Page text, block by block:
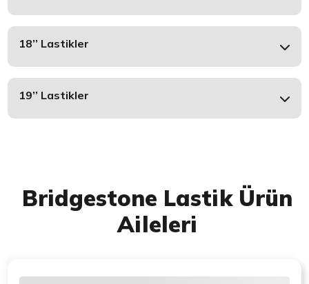
18’’ Lastikler
19’’ Lastikler
Bridgestone Lastik Ürün
Aileleri